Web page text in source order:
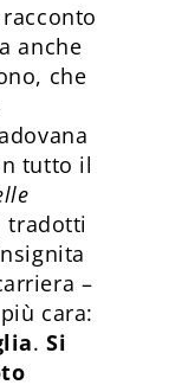
anche
che
tutto il
tradotti
–
cara:
.Si